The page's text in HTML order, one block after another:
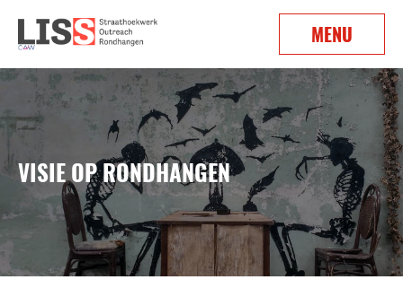
MENU
VISIE OP RONDHANGEN